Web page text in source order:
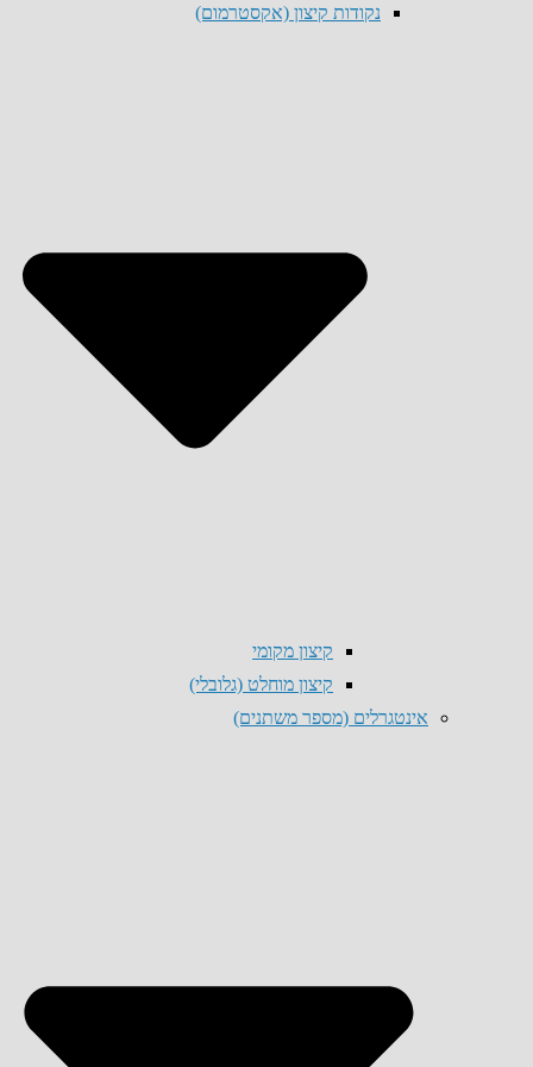
נקודות קיצון (אקסטרמום)
קיצון מקומי
קיצון מוחלט (גלובלי)
אינטגרלים (מספר משתנים)